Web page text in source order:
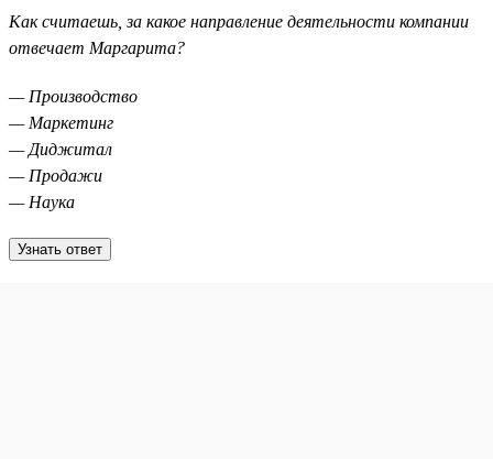
Как считаешь, за какое направление деятельности компании
отвечает Маргарита?
— Производство
— Маркетинг
— Диджитал
— Продажи
— Наука
Узнать ответ